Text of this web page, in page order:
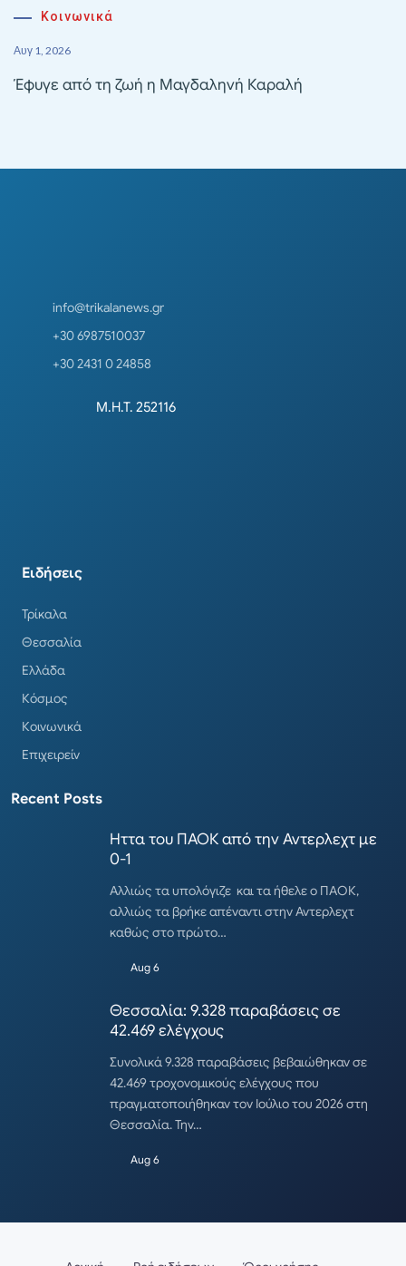
Κοινωνικά
Αυγ 1, 2026
Έφυγε από τη ζωή η Μαγδαληνή Καραλή
info@trikalanews.gr
+30 6987510037
+30 2431 0 24858
Μ.Η.Τ. 252116
Ειδήσεις
Τρίκαλα
Θεσσαλία
Ελλάδα
Κόσμος
Κοινωνικά
Επιχειρείν
Recent Posts
Ηττα του ΠΑΟΚ από την Αντερλεχτ με
0-1
Αλλιώς τα υπολόγιζε και τα ήθελε ο ΠΑΟΚ,
αλλιώς τα βρήκε απέναντι στην Αντερλεχτ
καθώς στο πρώτο…
Aug 6
Θεσσαλία: 9.328 παραβάσεις σε
42.469 ελέγχους
Συνολικά 9.328 παραβάσεις βεβαιώθηκαν σε
42.469 τροχονομικούς ελέγχους που
πραγματοποιήθηκαν τον Ιούλιο του 2026 στη
Θεσσαλία. Την…
Aug 6